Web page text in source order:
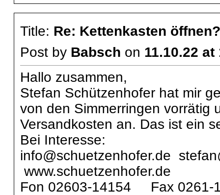
Title: Re: Kettenkasten öffnen?
Post by Babsch on 11.10.22 at
Hallo zusammen,
Stefan Schützenhofer hat mir
von den Simmerringen vorrätig
Versandkosten an. Das ist ein
Bei Interesse:
info@schuetzenhofer.de
www.schuetzenhofer.de
Fon 02603-14154 Fax